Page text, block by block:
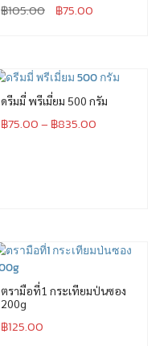
฿105.00 ฿75.00
ดรีมมี่ พรีเมี่ยม 500 กรัม
฿75.00– ฿835.00
ตรามือที่1 กระเทียมป่นซอง
200g
฿125.00